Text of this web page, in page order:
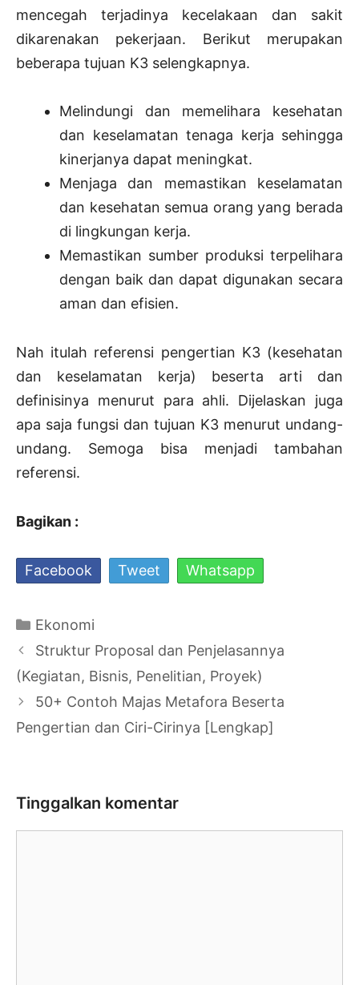
mencegah terjadinya kecelakaan dan sakit
dikarenakan pekerjaan. Berikut merupakan
beberapa tujuan K3 selengkapnya.
Melindungi dan memelihara kesehatan
dan keselamatan tenaga kerja sehingga
kinerjanya dapat meningkat.
Menjaga dan memastikan keselamatan
dan kesehatan semua orang yang berada
di lingkungan kerja.
Memastikan sumber produksi terpelihara
dengan baik dan dapat digunakan secara
aman dan efisien.
Nah itulah referensi pengertian K3 (kesehatan
dan keselamatan kerja) beserta arti dan
definisinya menurut para ahli. Dijelaskan juga
apa saja fungsi dan tujuan K3 menurut undang-
undang. Semoga bisa menjadi tambahan
referensi.
Bagikan :
Facebook Tweet Whatsapp
Kategori
Ekonomi
Navigasi
Tulisan
Struktur Proposal dan Penjelasannya
(Kegiatan, Bisnis, Penelitian, Proyek)
50+ Contoh Majas Metafora Beserta
Pengertian dan Ciri-Cirinya [Lengkap]
Tinggalkan komentar